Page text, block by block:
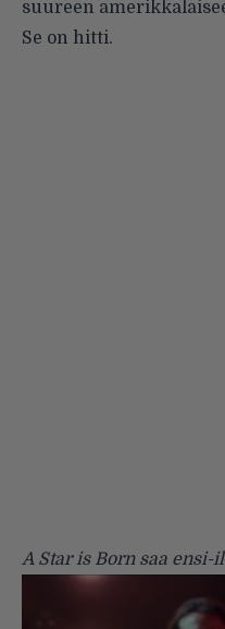
suureen
Se on hitti.
A Star is Born saa ensi-